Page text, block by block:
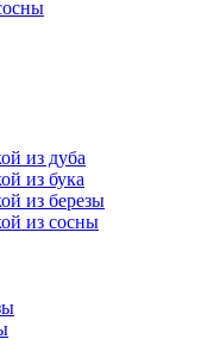
из дуба
из бука
из березы
из сосны